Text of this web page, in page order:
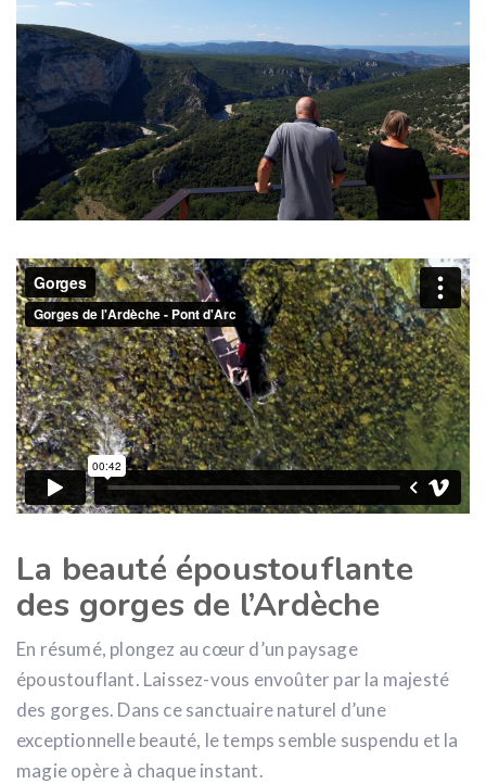
La beauté époustouflante
des gorges de l’Ardèche
En résumé, plongez au cœur d’un paysage
époustouflant. Laissez-vous envoûter par la majesté
des gorges. Dans ce sanctuaire naturel d’une
exceptionnelle beauté, le temps semble suspendu et la
magie opère à chaque instant.